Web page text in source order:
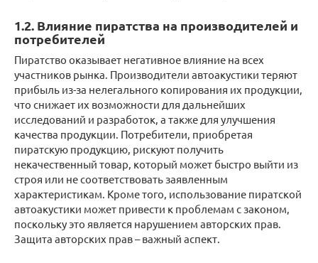
1.2. Влияние пиратства на производителей и
потребителей
Пиратство оказывает негативное влияние на всех
участников рынка. Производители автоакустики теряют
прибыль из-за нелегального копирования их продукции,
что снижает их возможности для дальнейших
исследований и разработок, а также для улучшения
качества продукции. Потребители, приобретая
пиратскую продукцию, рискуют получить
некачественный товар, который может быстро выйти из
строя или не соответствовать заявленным
характеристикам. Кроме того, использование пиратской
автоакустики может привести к проблемам с законом,
поскольку это является нарушением авторских прав.
Защита авторских прав – важный аспект.